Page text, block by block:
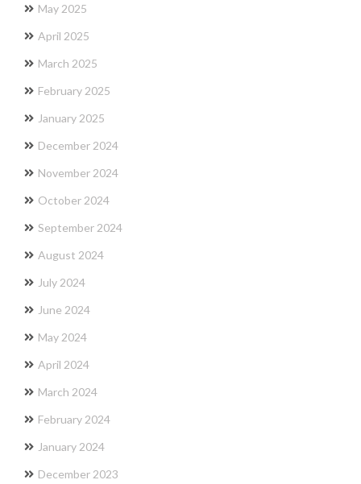
May 2025
April 2025
March 2025
February 2025
January 2025
December 2024
November 2024
October 2024
September 2024
August 2024
July 2024
June 2024
May 2024
April 2024
March 2024
February 2024
January 2024
December 2023